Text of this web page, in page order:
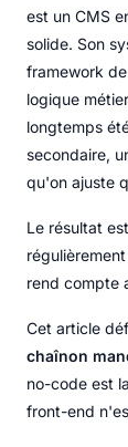
est un CMS
solide. Son
framework
logique
longtemps
secondaire,
qu'on ajuste
Le résultat
rend compte
Cet article
chaînon
no-code est
front-end